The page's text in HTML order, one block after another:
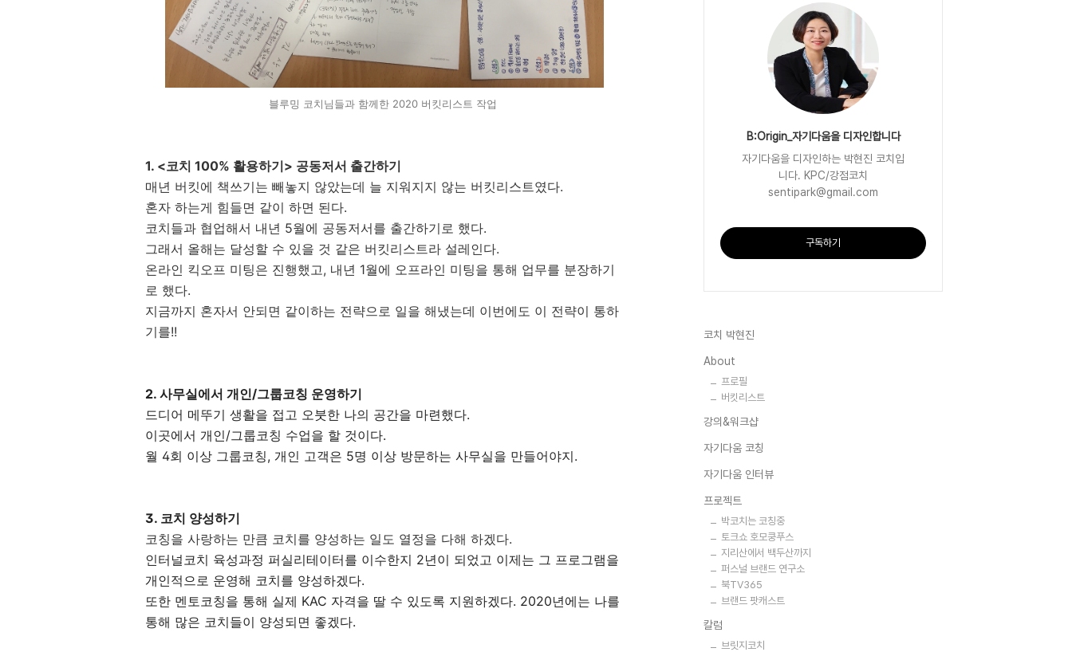
블루밍 코치님들과 함께한 2020 버킷리스트 작업
1. <코치 100% 활용하기> 공동저서 출간하기
매년 버킷에 책쓰기는 빼놓지 않았는데 늘 지워지지 않는 버킷리스트였다.
혼자 하는게 힘들면 같이 하면 된다.
코치들과 협업해서 내년 5월에 공동저서를 출간하기로 했다.
그래서 올해는 달성할 수 있을 것 같은 버킷리스트라 설레인다.
온라인 킥오프 미팅은 진행했고, 내년 1월에 오프라인 미팅을 통해 업무를 분장하기
로 했다.
지금까지 혼자서 안되면 같이하는 전략으로 일을 해냈는데 이번에도 이 전략이 통하
기를!!
2. 사무실에서 개인/그룹코칭 운영하기
드디어 메뚜기 생활을 접고 오붓한 나의 공간을 마련했다.
이곳에서 개인/그룹코칭 수업을 할 것이다.
월 4회 이상 그룹코칭, 개인 고객은 5명 이상 방문하는 사무실을 만들어야지.
3. 코치 양성하기
코칭을 사랑하는 만큼 코치를 양성하는 일도 열정을 다해 하겠다.
인터널코치 육성과정 퍼실리테이터를 이수한지 2년이 되었고 이제는 그 프로그램을
개인적으로 운영해 코치를 양성하겠다.
또한 멘토코칭을 통해 실제 KAC 자격을 딸 수 있도록 지원하겠다. 2020년에는 나를
통해 많은 코치들이 양성되면 좋겠다.
B:Origin_자기다움을 디자인합니다
자기다움을 디자인하는 박현진 코치입
니다. KPC/강점코치
sentipark@gmail.com
구독하기
코치 박현진
About
프로필
버킷리스트
강의&워크샵
자기다움 코칭
자기다움 인터뷰
프로젝트
박코치는 코칭중
토크쇼 호모쿵푸스
지리산에서 백두산까지
퍼스널 브랜드 연구소
북TV365
브랜드 팟캐스트
칼럼
브릿지코치